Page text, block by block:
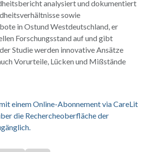
analysiert und dokumentiert
sowie
in Ostund Westdeutschland, er
Forschungsstand auf und gibt
Studie werden innovative Ansätze
Vorurteile, Lücken und Mißstände
einem Online-Abonnement via CareLit
die Rechercheoberfläche der